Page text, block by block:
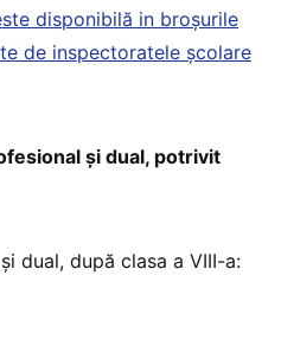
disponibilă in broşurile
de inspectoratele şcolare
şi dual, potrivit
dual, după clasa a VIII-a: